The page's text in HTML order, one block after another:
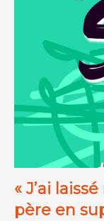
« J’ai
père en